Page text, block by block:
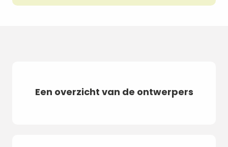
Een overzicht van de ontwerpers